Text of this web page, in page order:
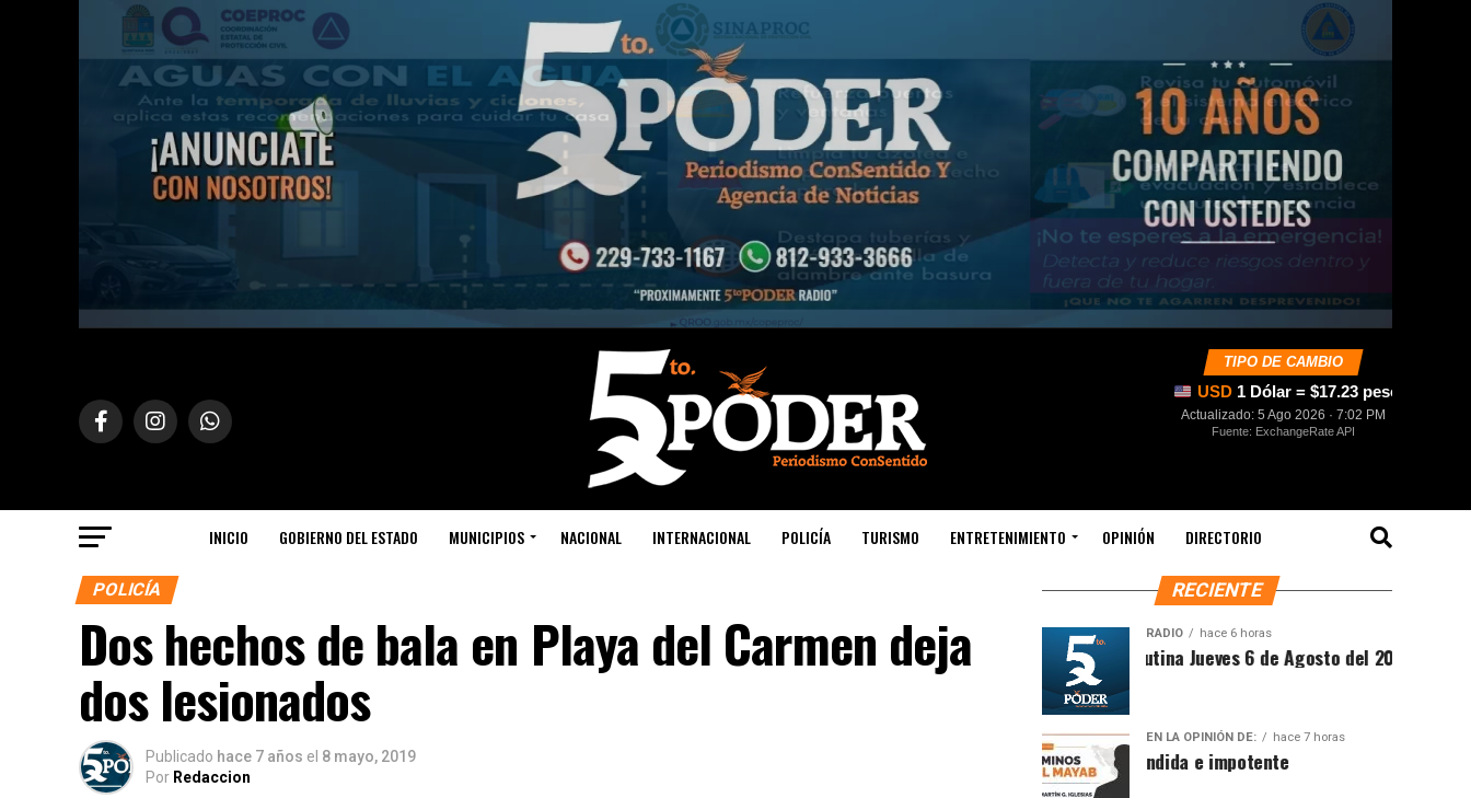
TIPO DE CAMBIO
USD 1 Dólar = $17.23 pesos
Actualizado: 5 Ago 2026 · 7:02 PM
Fuente: ExchangeRate API
INICIO GOBIERNO DEL ESTADO MUNICIPIOS NACIONAL INTERNACIONAL POLICÍA TURISMO ENTRETENIMIENTO OPINIÓN DIRECTORIO
POLICÍA
Dos hechos de bala en Playa del Carmen deja
dos lesionados
Publicado hace 7 años el 8 mayo, 2019
Por Redaccion
RECIENTE
RADIO hace 6 horas
Síntesis Matutina Jueves 6 de Agosto del 2026
EN LA OPINIÓN DE: hace 7 horas
Sociedad ofendida e impotente